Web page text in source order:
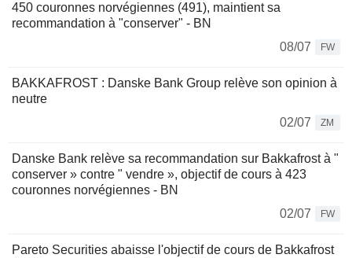
450 couronnes norvégiennes (491), maintient sa
recommandation à "conserver" - BN
08/07
FW
BAKKAFROST : Danske Bank Group relève son opinion à
neutre
02/07
ZM
Danske Bank relève sa recommandation sur Bakkafrost à "
conserver » contre " vendre », objectif de cours à 423
couronnes norvégiennes - BN
02/07
FW
Pareto Securities abaisse l'objectif de cours de Bakkafrost